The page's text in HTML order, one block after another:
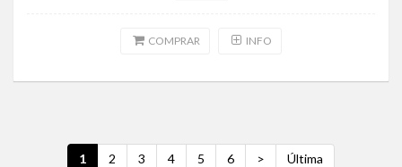
COMPRAR INFO
1 2 3 4 5 6 > Última